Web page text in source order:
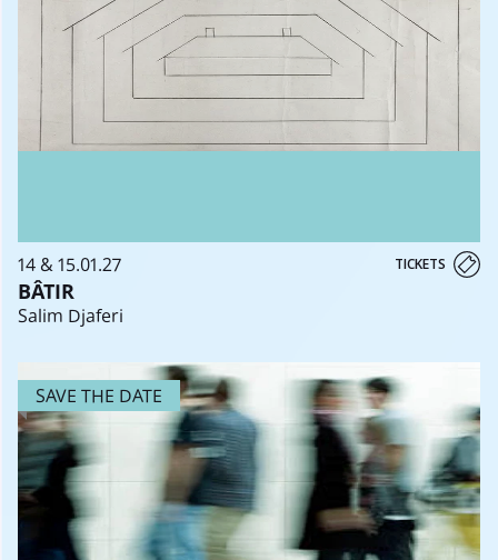
14 & 15.01.27 TICKETS
BÂTIR
Salim Djaferi
SAVE THE DATE